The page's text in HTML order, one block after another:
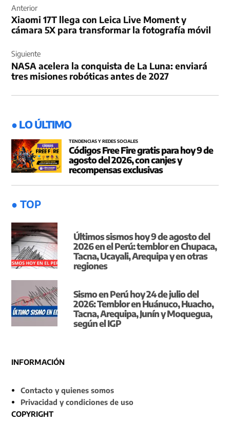
de
entradas
Anterior
Xiaomi 17T llega con Leica Live Moment y
cámara 5X para transformar la fotografía móvil
Siguiente
NASA acelera la conquista de La Luna: enviará
tres misiones robóticas antes de 2027
● LO ÚLTIMO
TENDENCIAS Y REDES SOCIALES
Códigos Free Fire gratis para hoy 9 de
agosto del 2026, con canjes y
recompensas exclusivas
● TOP
Últimos sismos hoy 9 de agosto del
2026 en el Perú: temblor en Chupaca,
Tacna, Ucayali, Arequipa y en otras
regiones
Sismo en Perú hoy 24 de julio del
2026: Temblor en Huánuco, Huacho,
Tacna, Arequipa, Junín y Moquegua,
según el IGP
INFORMACIÓN
Contacto y quienes somos
Privacidad y condiciones de uso
COPYRIGHT